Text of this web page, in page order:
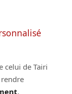
celui de Tairi
,